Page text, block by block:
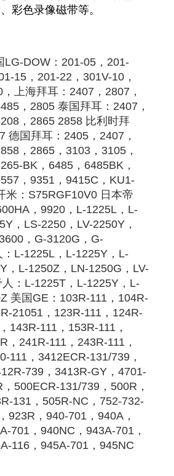
彩色录像磁带等。
LG-DOW：201-05，201-
15，201-22，301V-10，
上海拜耳 ：2407，2807，
， 2805 泰国 拜耳 ：2407，
，2865 2858 比利时拜
德国 拜耳 ：2405，2407，
，2865，3103，3105，
BK，6485，6485BK，
，9351，9415C，KU1-
米：S75RGF10V0 日本帝
，9920，L-1225L，L-
，LS-2250，LV-2250Y，
，G-3120G，G-
：L-1225L，L-1225Y，L-
，L-1250Z，LN-1250G，LV-
人：L-1225T，L-1225Y，L-
美国GE：103R-111，104R-
21051，123R-111，124R-
143R-111，153R-111，
，241R-111，243R-111，
111，3412ECR-131/739，
739，3413R-GY，4701-
500ECR-131/739，500R，
131，505R-NC，752-732-
923R，940-701，940A，
701，940NC，943A-701，
116，945A-701，945NC